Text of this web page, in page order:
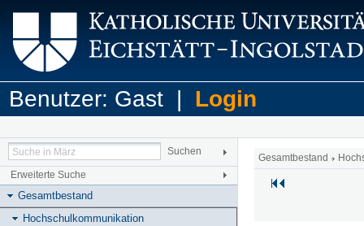
Benutzer: Gast | Login
Erweiterte Suche
Gesamtbestand
Hochschulkommunikation
Gesamtbestand